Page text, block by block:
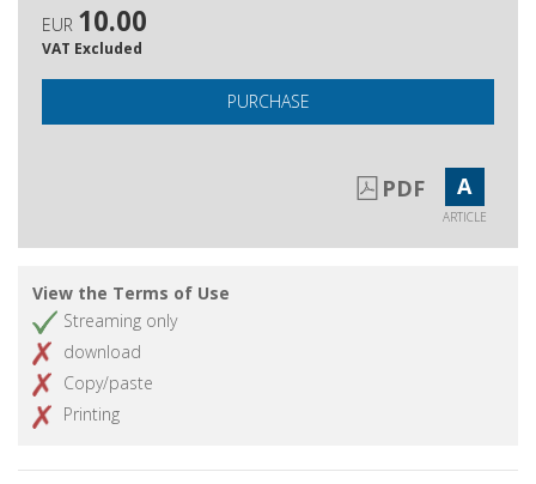
EUR 10.00
VAT Excluded
PURCHASE
PDF A
ARTICLE
View the Terms of Use
Streaming only
download
Copy/paste
Printing